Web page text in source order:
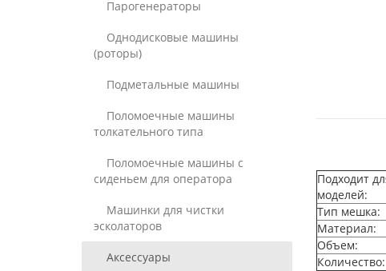
Парогенераторы
Однодисковые машины
(роторы)
Подметальные машины
Поломоечные машины
толкательного типа
Поломоечные машины с
сиденьем для оператора
Машинки для чистки
эсколаторов
Аксессуары
Подходит
моделей:
Тип мешка:
Материал:
Объем:
Количество: